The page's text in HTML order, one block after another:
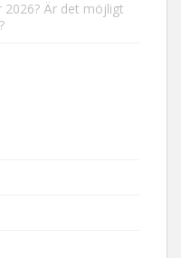
Är det möjligt